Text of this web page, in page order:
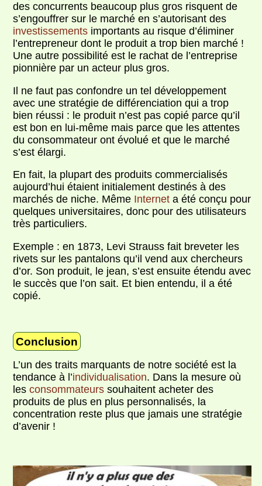
des concurrents beaucoup plus gros risquent de
s’engouffrer sur le marché en s’autorisant des
investissements importants au risque d’éliminer
l’entrepreneur dont le produit a trop bien marché !
Une autre possibilité est le rachat de l’entreprise
pionnière par un acteur plus gros.
Il ne faut pas confondre un tel développement
avec une stratégie de différenciation qui a trop
bien réussi : le produit n’est pas copié parce qu’il
est bon en lui-même mais parce que les attentes
du consommateur ont évolué et que le marché
s’est élargi.
En fait, la plupart des produits commercialisés
aujourd’hui étaient initialement destinés à des
marchés de niche. Même Internet a été conçu pour
quelques universitaires, donc pour des utilisateurs
très particuliers.
Exemple : en 1873, Levi Strauss fait breveter les
rivets sur les pantalons qu’il vend aux chercheurs
d’or. Son produit, le jean, s’est ensuite étendu avec
le succès que l’on sait. Et bien entendu, il a été
copié.
Conclusion
L’un des traits marquants de notre société est la
tendance à l’individualisation. Dans la mesure où
lesconsommateurs souhaitent acheter des
produits de plus en plus personnalisés, la
concentration reste plus que jamais une stratégie
d’avenir !